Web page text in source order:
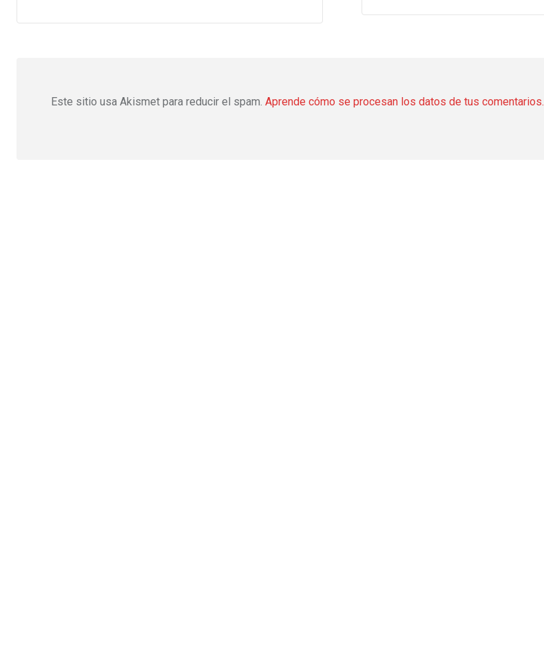
Este sitio usa Akismet para reducir el spam. Aprende cómo se procesan los datos de tus comentarios.